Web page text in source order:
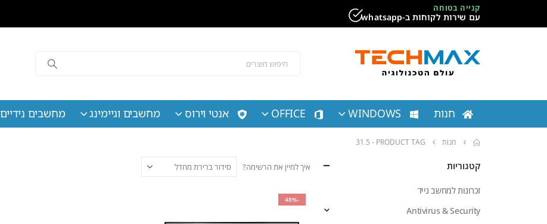
קנייה בטוחה
עם שירות לקוחות ב-whatsapp
חנות WINDOWS
OFFICE אנטי וירוס מחשבים וגיימינג מחשבים נידיים
חנות PRODUCT TAG -
31.5
איך למיין את הרשימה?
-48%
קטגוריות
זכרונות למחשב נייד
Antivirus & Security